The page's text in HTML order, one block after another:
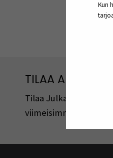
Kun
TILAA
Tilaa
viimeisimmistä